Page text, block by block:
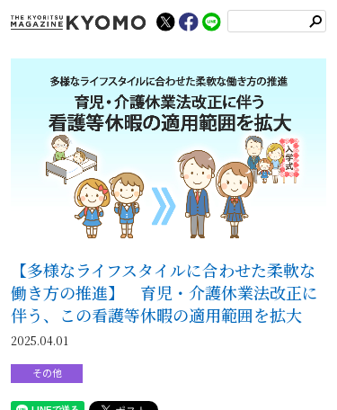
【多様なライフスタイルに合わせた柔軟な
働き方の推進】 育児・介護休業法改正に
伴う、この看護等休暇の適用範囲を拡大
2025.04.01
その他